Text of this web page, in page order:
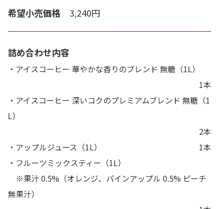
希望小売価格 3,240円
詰め合わせ内容
・アイスコーヒー 華やかな香りのブレンド 無糖（1L）
1本
・アイスコーヒー 深いコクのプレミアムブレンド 無糖（1
L）
2本
・アップルジュース（1L）
1本
・フルーツミックスティー（1L）
※果汁 0.5%（オレンジ、パインアップル 0.5% ピーチ
無果汁）